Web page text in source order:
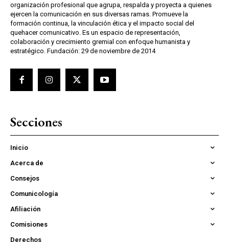
organización profesional que agrupa, respalda y proyecta a quienes
ejercen la comunicación en sus diversas ramas. Promueve la
formación continua, la vinculación ética y el impacto social del
quehacer comunicativo. Es un espacio de representación,
colaboración y crecimiento gremial con enfoque humanista y
estratégico. Fundación: 29 de noviembre de 2014
Secciones
Inicio
Acerca de
Consejos
Comunicología
Afiliación
Comisiones
Derechos